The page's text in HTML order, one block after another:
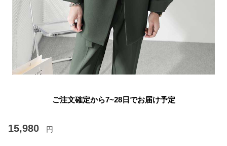
ご注文確定から7~28日でお届け予定
15,980 円